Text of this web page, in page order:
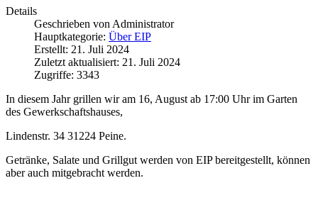
Details
Geschrieben von Administrator
Hauptkategorie: Über EIP
Erstellt: 21. Juli 2024
Zuletzt aktualisiert: 21. Juli 2024
Zugriffe: 3343
In diesem Jahr grillen wir am 16, August ab 17:00 Uhr im Garten
des Gewerkschaftshauses,
Lindenstr. 34 31224 Peine.
Getränke, Salate und Grillgut werden von EIP bereitgestellt, können
aber auch mitgebracht werden.